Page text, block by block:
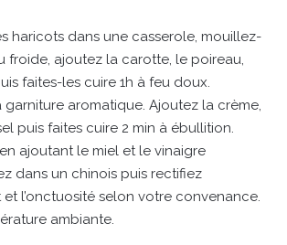
haricots dans une casserole, mouillez-
froide, ajoutez la carotte, le poireau,
faites-les cuire 1h à feu doux.
garniture aromatique. Ajoutez la crème,
puis faites cuire 2 min à ébullition.
ajoutant le miel et le vinaigre
dans un chinois puis rectifiez
et l’onctuosité selon votre convenance.
ambiante.